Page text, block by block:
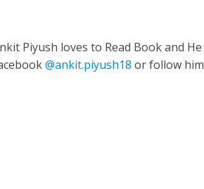
Piyush loves to Read Book and He
@ankit.piyush18 or follow him